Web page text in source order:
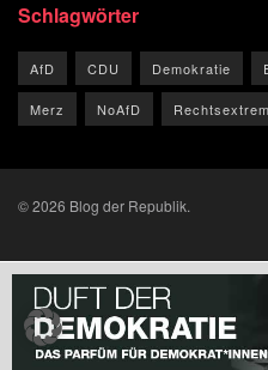
Schlagwörter
AfD CDU Demokratie
Merz NoAfD
© 2026 Blog der Republik.